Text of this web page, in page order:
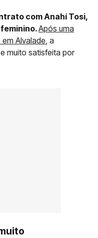
com Anahí Tosi,
Após uma
Alvalade, a
muito satisfeita por